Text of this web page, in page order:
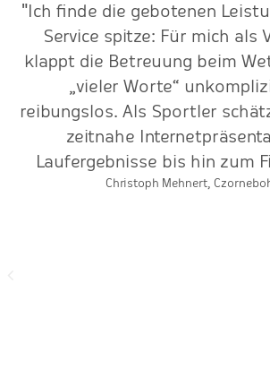
"Ich finde die gebotenen
Service spitze: Für mich als
klappt die Betreuung beim
„vieler Worte“
reibungslos. Als Sportler
zeitnahe
Laufergebnisse bis hin zum
Christoph Mehnert,